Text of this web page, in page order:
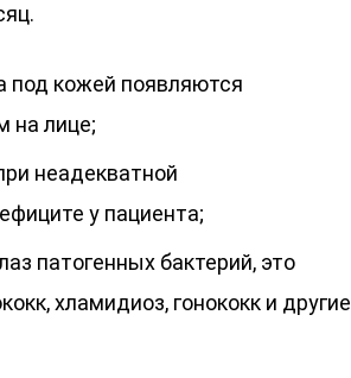
под кожей появляются
на лице;
неадекватной
у пациента;
патогенных бактерий, это
хламидиоз, гонококк и другие